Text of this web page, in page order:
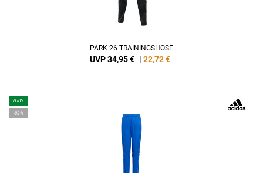
PARK 26 TRAININGSHOSE
UVP 34,95 € | 22,72€
NEW
-38%